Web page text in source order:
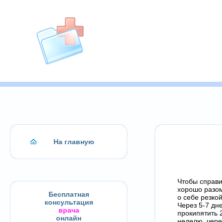
На главную
Бесплатная
консультация
врача
онлайн
Чтобы
хорошо
о себе
Через 5-7